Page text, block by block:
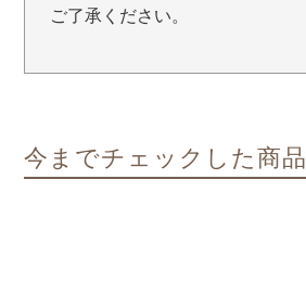
ご了承ください。
今までチェックした商品